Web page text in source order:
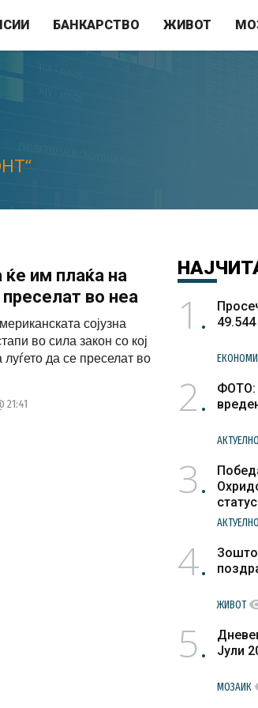
БАНКАРСТВО ЖИВОТ
им плаќа на
во неа
сојузна
во сила закон со кој
да се преселат во
21:41
1
2
ФОТО:
АКТУЕЛНО
3
АКТУЕЛНО
4
Зошто
ЖИВОТ
5
Јули
МОЗАИК